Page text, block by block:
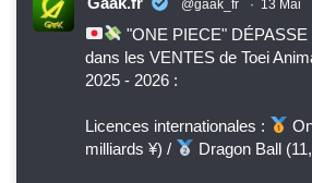
@gaak_fr · 13 Mai
"ONE PIECE"
dans les VENTES de Toei
2025 - 2026 :
Licences internationales :
milliards ¥) /
Dragon Ball